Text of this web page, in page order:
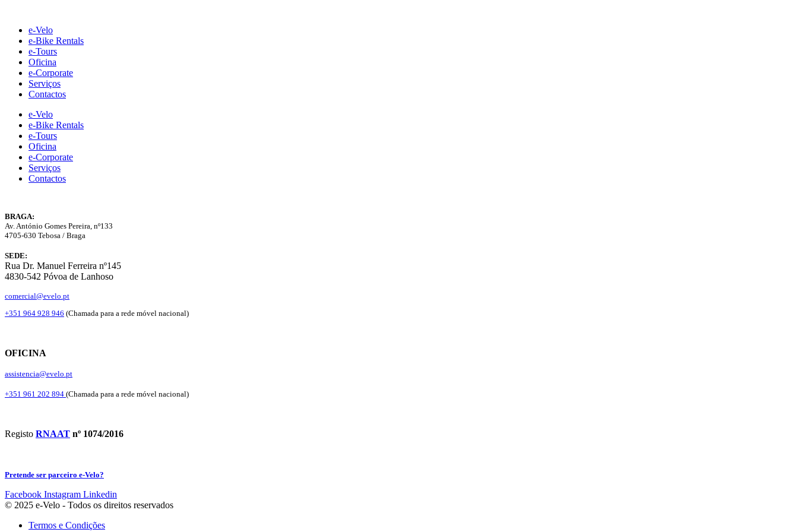
contente-Velo
e-Bike Rentals
e-Tours
Oficina
e-Corporate
Serviços
Contactos
e-Velo
e-Bike Rentals
e-Tours
Oficina
e-Corporate
Serviços
Contactos
BRAGA:
Av. António Gomes Pereira, nº133
4705-630 Tebosa / Braga
SEDE:
Rua Dr. Manuel Ferreira nº145
4830-542 Póvoa de Lanhoso
comercial@evelo.pt
+351 964 928 946 (Chamada para a rede móvel nacional)
OFICINA
assistencia@evelo.pt
+351 961 202 894 (Chamada para a rede móvel nacional)
Registo RNAAT nº 1074/2016
Pretende ser parceiro e-Velo?
Facebook Instagram Linkedin
© 2025 e-Velo - Todos os direitos reservados
Termos e Condições